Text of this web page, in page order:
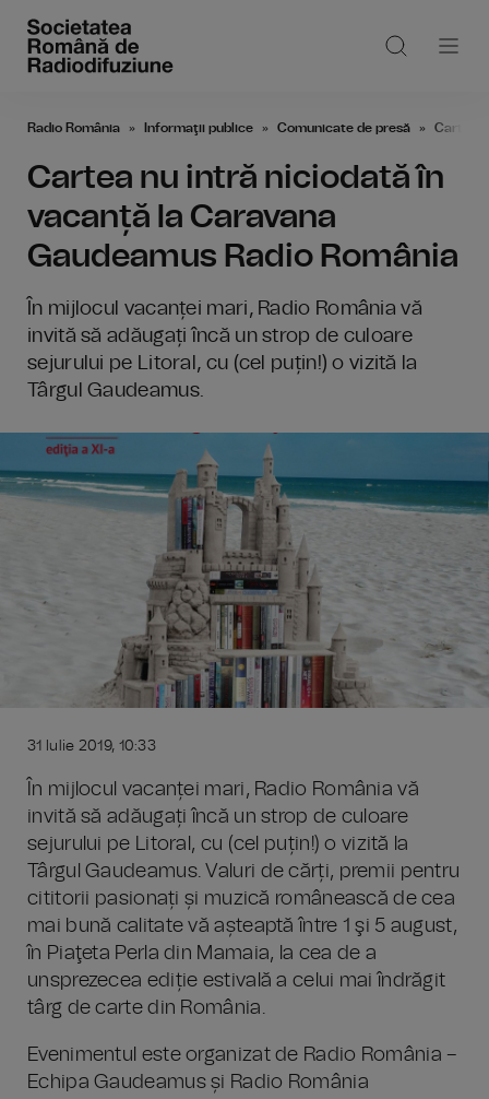
Radio România Informaţii publice Comunicate de presă Cartea
Cartea nu intră niciodată în
vacanță la Caravana
Gaudeamus Radio România
În mijlocul vacanței mari, Radio România vă
invită să adăugați încă un strop de culoare
sejurului pe Litoral, cu (cel puțin!) o vizită la
Târgul Gaudeamus.
31 Iulie 2019, 10:33
În mijlocul vacanței mari, Radio România vă
invită să adăugați încă un strop de culoare
sejurului pe Litoral, cu (cel puțin!) o vizită la
Târgul Gaudeamus. Valuri de cărți, premii pentru
cititorii pasionați și muzică românească de cea
mai bună calitate vă așteaptă între 1 şi 5 august,
în Piaţeta Perla din Mamaia, la cea de a
unsprezecea ediție estivală a celui mai îndrăgit
târg de carte din România.
Evenimentul este organizat de Radio România –
Echipa Gaudeamus și Radio România